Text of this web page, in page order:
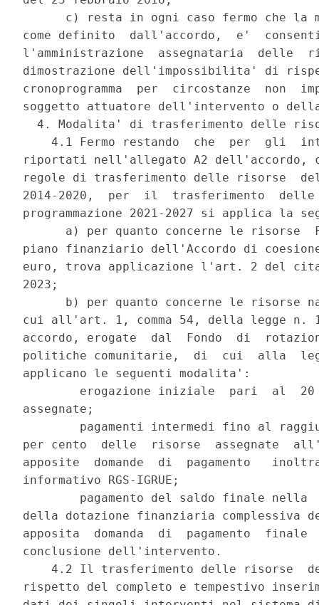
c) resta in ogni caso fermo che la
come definito  dall'accordo,  e'
l'amministrazione  assegnataria  delle
dimostrazione dell'impossibilita' di
cronoprogramma  per  circostanze  non
soggetto attuatore dell'intervento o
4. Modalita' di trasferimento delle
4.1 Fermo restando  che  per  gli
riportati nell'allegato A2 dell'accordo,
regole di trasferimento delle risorse
2014-2020,  per  il  trasferimento
programmazione 2021-2027 si applica la
a) per quanto concerne le risorse
piano finanziario dell'Accordo di
euro, trova applicazione l'art. 2 del
2023;
b) per quanto concerne le risorse
cui all'art. 1, comma 54, della legge
accordo, erogate  dal  Fondo  di
politiche comunitarie,  di  cui  alla
applicano le seguenti modalita':
erogazione iniziale  pari  al
assegnate;
pagamenti intermedi fino al
per cento  delle  risorse  assegnate
apposite  domande  di  pagamento
informativo RGS-IGRUE;
pagamento del saldo finale nella
della dotazione finanziaria complessiva
apposita  domanda  di  pagamento
conclusione dell'intervento.
4.2 Il trasferimento delle risorse
rispetto del completo e tempestivo